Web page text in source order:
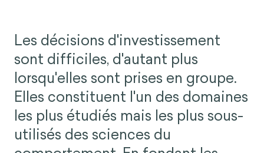
Les décisions d'investissement
sont difficiles, d'autant plus
lorsqu'elles sont prises en groupe.
Elles constituent l'un des domaines
les plus étudiés mais les plus sous-
utilisés des sciences du